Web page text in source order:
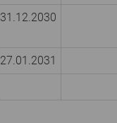
31.12.2030
27.01.2031